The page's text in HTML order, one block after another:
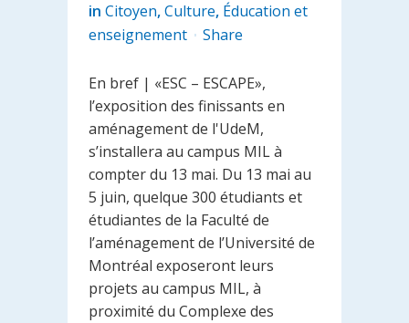
in Citoyen,Culture, Éducation et
enseignement
Share
En bref | «ESC – ESCAPE»,
l’exposition des finissants en
aménagement de l'UdeM,
s’installera au campus MIL à
compter du 13 mai. Du 13 mai au
5 juin, quelque 300 étudiants et
étudiantes de la Faculté de
l’aménagement de l’Université de
Montréal exposeront leurs
projets au campus MIL, à
proximité du Complexe des